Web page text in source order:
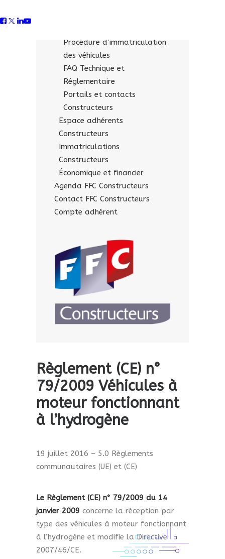
Procédure d’immatriculation
des véhicules
FAQ Technique et
Réglementaire
Portails et contacts
Constructeurs
Espace adhérents
Constructeurs
Immatriculations
Constructeurs
Économique et financier
Agenda FFC Constructeurs
Contact FFC Constructeurs
Compte adhérent
Règlement (CE) n°
79/2009 Véhicules à
moteur fonctionnant
à l’hydrogène
19 juillet 2016 – 5.0 Règlements
communautaires (UE) et (CE)
Le Règlement (CE) n° 79/2009 du 14
janvier 2009 concerne la réception par
type des véhicules à moteur fonctionnant
à l’hydrogène et modifie la Directive
2007/46/CE.